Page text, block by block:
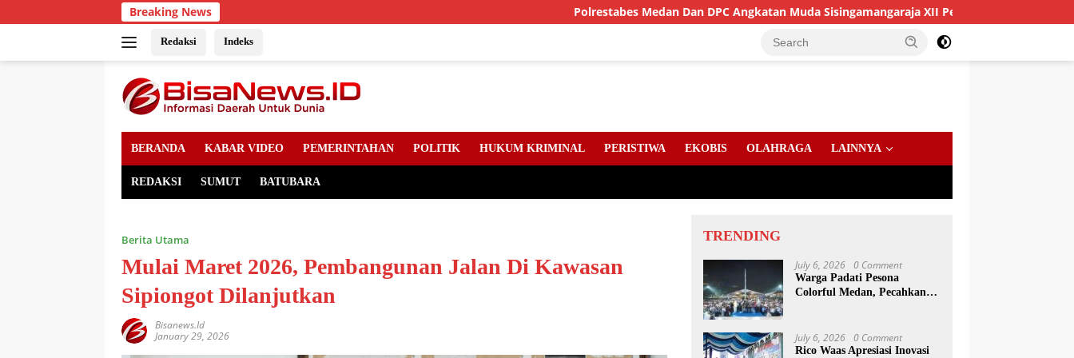
to
Breaking News Polrestabes Medan Dan DPC Angkatan Muda Sisingamangaraja XII Perkuat Sinergitas Jaga Kamtibmas
Redaksi Indeks
BERANDA KABAR VIDEO PEMERINTAHAN POLITIK HUKUM KRIMINAL PERISTIWA EKOBIS OLAHRAGA LAINNYA
REDAKSI SUMUT BATUBARA
Berita Utama
Mulai Maret 2026, Pembangunan Jalan Di Kawasan
Sipiongot Dilanjutkan
Bisanews.id
January 29, 2026
TRENDING
July 6, 2026 0 Comment
Warga Padati Pesona
Colorful Medan, Pecahkan
July 6, 2026 0 Comment
Rico Waas Apresiasi Inovasi